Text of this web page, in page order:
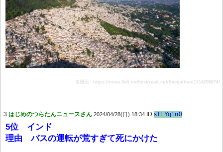
引用元：https://nova.5ch.net/test/read.cgi/livegalileo/1714296874/
3:はじめのつらたんニュースさん 2024/04/28(日) 18:34 ID:sTEYq1rr0
5位 インド
理由 バスの運転が荒すぎて死にかけた